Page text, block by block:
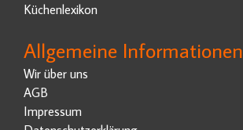
Küchenlexikon
Allgemeine Informationen
Wir über uns
AGB
Impressum